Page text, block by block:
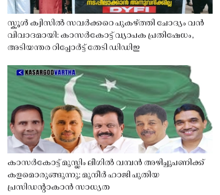
സ്കൂൾ ക്വിസിൽ സവർക്കറെ പുകഴ്ത്തി ചോദ്യം വൻ
വിവാദമായി: കാസർകോട്ട് വ്യാപക പ്രതിഷേധം,
അടിയന്തര റിപ്പോർട്ട് തേടി ഡിഡിഇ
കാസർകോട്ട് മുസ്ലിം ലീഗിൽ വമ്പൻ അഴിച്ചുപണിക്ക്
കളമൊരുങ്ങുന്നു; മുനീർ ഹാജി പുതിയ
പ്രസിഡൻ്റാകാൻ സാധ്യത